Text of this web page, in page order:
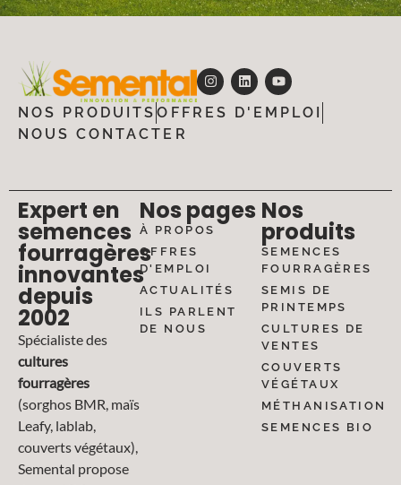
NOS PRODUITS OFFRES D'EMPLOI
NOUS CONTACTER
Expert en
semences
fourragères
innovantes
depuis
2002
Spécialiste des
cultures
fourragères
(sorghos BMR, maïs
Leafy, lablab,
couverts végétaux),
Semental propose
Nos pages
À PROPOS
OFFRES
D'EMPLOI
ACTUALITÉS
ILS PARLENT
DE NOUS
Nos
produits
SEMENCES
FOURRAGÈRES
SEMIS DE
PRINTEMPS
CULTURES DE
VENTES
COUVERTS
VÉGÉTAUX
MÉTHANISATION
SEMENCES BIO